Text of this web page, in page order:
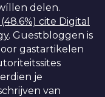
delen.
cite Digital
. Guestbloggen is
gastartikelen
je
van